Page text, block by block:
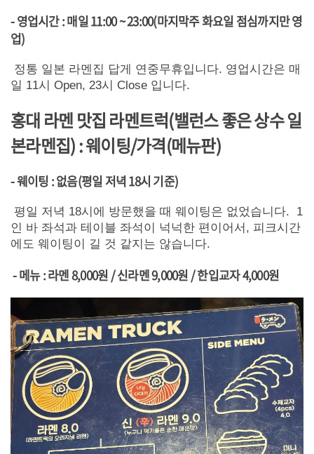
- 영업시간 : 매일 11:00 ~ 23:00(마지막주 화요일 점심까지만 영
업)
정통 일본 라멘집 답게 연중무휴입니다. 영업시간은 매
일 11시 Open, 23시 Close 입니다.
홍대 라멘 맛집 라멘트럭(밸런스 좋은 상수 일
본라멘집): 웨이팅/가격(메뉴판)
- 웨이팅 : 없음(평일 저녁 18시 기준)
평일 저녁 18시에 방문했을 때 웨이팅은 없었습니다. 1
인 바 좌석과 테이블 좌석이 넉넉한 편이어서, 피크시간
에도 웨이팅이 길 것 같지는 않습니다.
- 메뉴 : 라멘 8,000원 / 신라멘 9,000원 / 한입교자 4,000원